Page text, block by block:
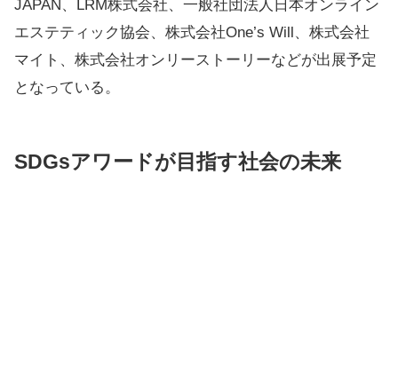
JAPAN、LRM株式会社、一般社団法人日本オンライン
エステティック協会、株式会社One’s Will、株式会社
マイト、株式会社オンリーストーリーなどが出展予定
となっている。
SDGsアワードが目指す社会の未来